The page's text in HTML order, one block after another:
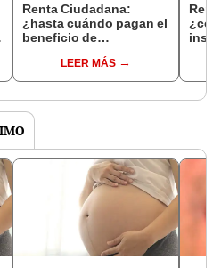
Renta Ciudadana:
¿hasta cuándo pagan el
beneficio de
LEER MÁS